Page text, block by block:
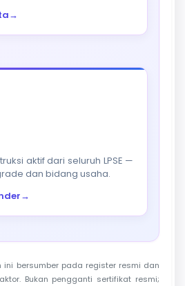
→
aktif dari seluruh LPSE —
dan bidang usaha.
→
bersumber pada register resmi dan
Bukan pengganti sertifikat resmi;